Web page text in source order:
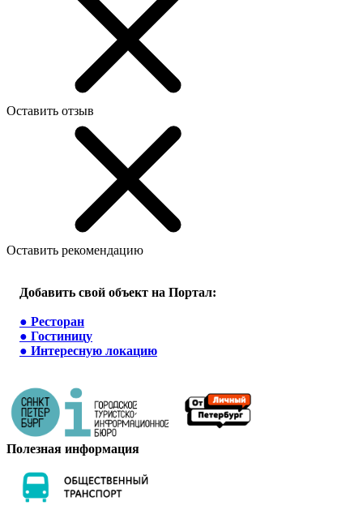
Оставить отзыв
Оставить рекомендацию
Добавить свой объект на Портал:
● Ресторан
● Гостиницу
● Интересную локацию
Полезная информация